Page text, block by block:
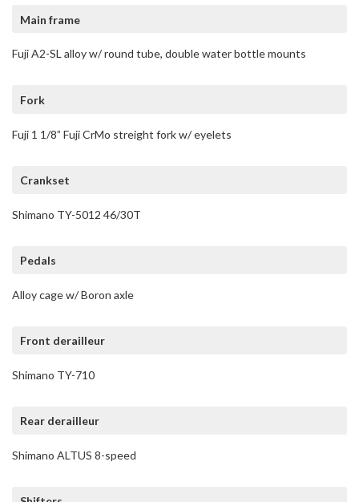
Main frame
Fuji A2-SL alloy w/ round tube, double water bottle mounts
Fork
Fuji 1 1/8” Fuji CrMo streight fork w/ eyelets
Crankset
Shimano TY-5012 46/30T
Pedals
Alloy cage w/ Boron axle
Front derailleur
Shimano TY-710
Rear derailleur
Shimano ALTUS 8-speed